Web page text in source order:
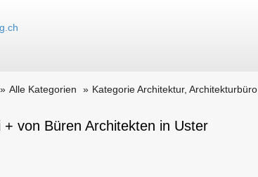
Alle Kategorien Kategorie Architektur, Architekturbüro
+ von Büren Architekten in Uster